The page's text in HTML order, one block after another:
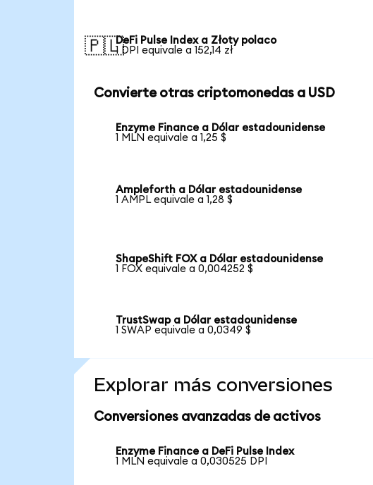
🇵🇱DeFi Pulse Index a Złoty polaco
1 DPI equivale a 152,14 zł
Convierte otras criptomonedas a USD
Enzyme Finance a Dólar estadounidense
1 MLN equivale a 1,25 $
Ampleforth a Dólar estadounidense
1 AMPL equivale a 1,28 $
ShapeShift FOX a Dólar estadounidense
1 FOX equivale a 0,004252 $
TrustSwap a Dólar estadounidense
1 SWAP equivale a 0,0349 $
Explorar más conversiones
Conversiones avanzadas de activos
Enzyme Finance a DeFi Pulse Index
1 MLN equivale a 0,030525 DPI